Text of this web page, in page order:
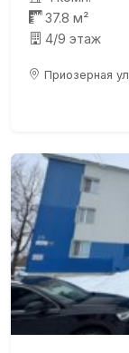
37.8 м²
4/9 этаж
Приозерная